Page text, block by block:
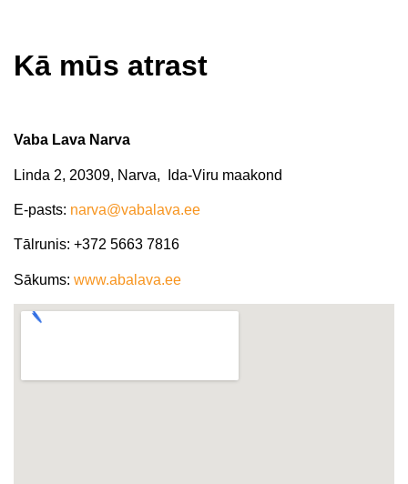
Kā mūs atrast​
Vaba Lava Narva
Linda 2, 20309, Narva, Ida-Viru maakond
E-pasts: narva@vabalava.ee
Tālrunis: +372 5663 7816
Sākums: www.abalava.ee